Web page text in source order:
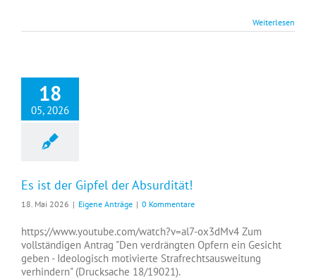
Weiterlesen
18
05, 2026
Es ist der Gipfel der Absurdität!
18. Mai 2026 | Eigene Anträge | 0 Kommentare
https://www.youtube.com/watch?v=al7-ox3dMv4 Zum
vollständigen Antrag "Den verdrängten Opfern ein Gesicht
geben - Ideologisch motivierte Strafrechtsausweitung
verhindern" (Drucksache 18/19021).